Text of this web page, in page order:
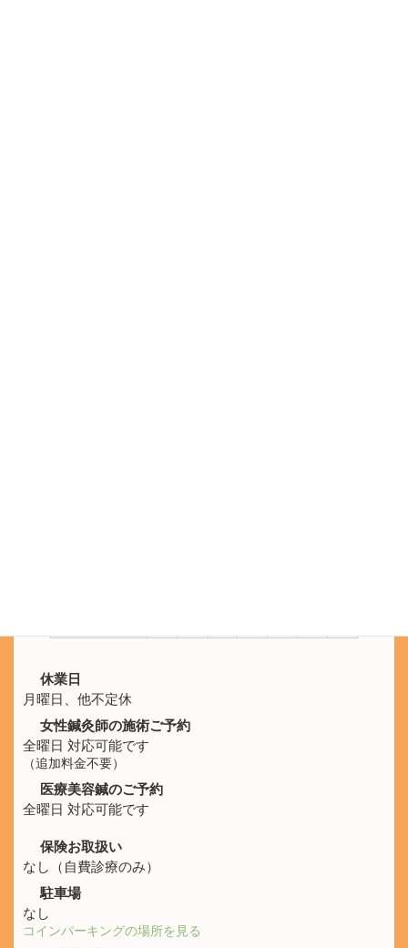
休業日
月曜日、他不定休
女性鍼灸師の施術ご予約
全曜日 対応可能です
（追加料金不要）
医療美容鍼のご予約
全曜日 対応可能です
保険お取扱い
なし（自費診療のみ）
駐車場
なし
コインパーキングの場所を見る